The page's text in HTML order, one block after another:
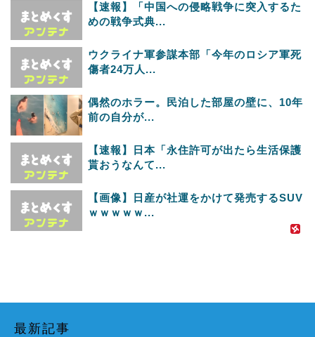
【速報】「中国への侵略戦争に突入するた
めの戦争式典...
ウクライナ軍参謀本部「今年のロシア軍死
傷者24万人...
偶然のホラー。民泊した部屋の壁に、10年
前の自分が...
【速報】日本「永住許可が出たら生活保護
貰おうなんて...
【画像】日産が社運をかけて発売するSUV
ｗｗｗｗｗ...
最新記事